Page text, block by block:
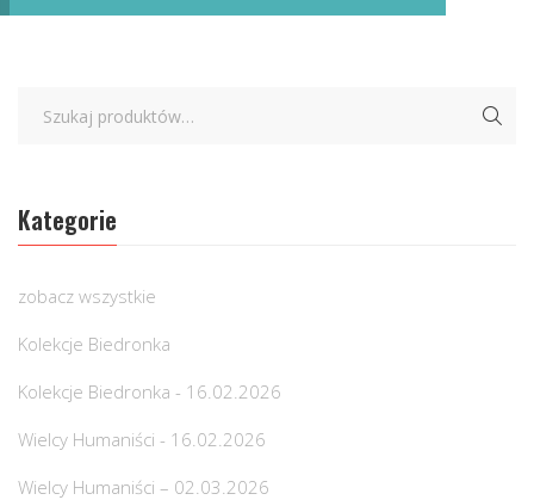
Kategorie
zobacz wszystkie
Kolekcje Biedronka
Kolekcje Biedronka - 16.02.2026
Wielcy Humaniści - 16.02.2026
Wielcy Humaniści – 02.03.2026